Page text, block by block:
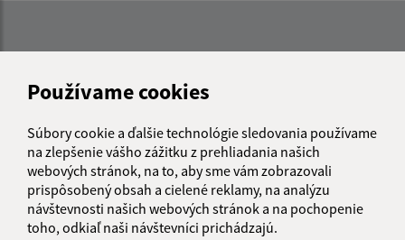
Používame cookies
Súbory cookie a ďalšie technológie sledovania používame
na zlepšenie vášho zážitku z prehliadania našich
webových stránok, na to, aby sme vám zobrazovali
prispôsobený obsah a cielené reklamy, na analýzu
návštevnosti našich webových stránok a na pochopenie
toho, odkiaľ naši návštevníci prichádzajú.